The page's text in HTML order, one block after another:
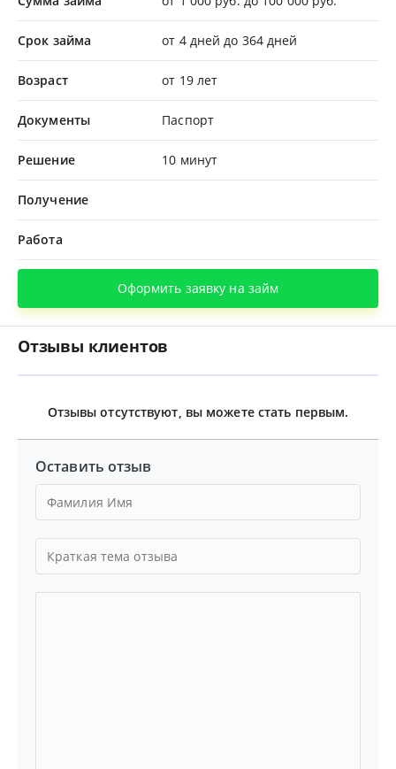
Срок займа от 4 дней до 364 дней
Возраст от 19 лет
Документы Паспорт
Решение 10 минут
Получение
Работа
Оформить заявку на займ
Отзывы клиентов
Отзывы отсутствуют, вы можете стать первым.
Оставить отзыв